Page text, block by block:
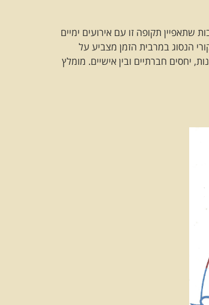
תקופה זו עם אירועים ימיים
הנסוג במרבית הזמן מצביע על
יחסים חברתיים ובין אישיים. מומלץ